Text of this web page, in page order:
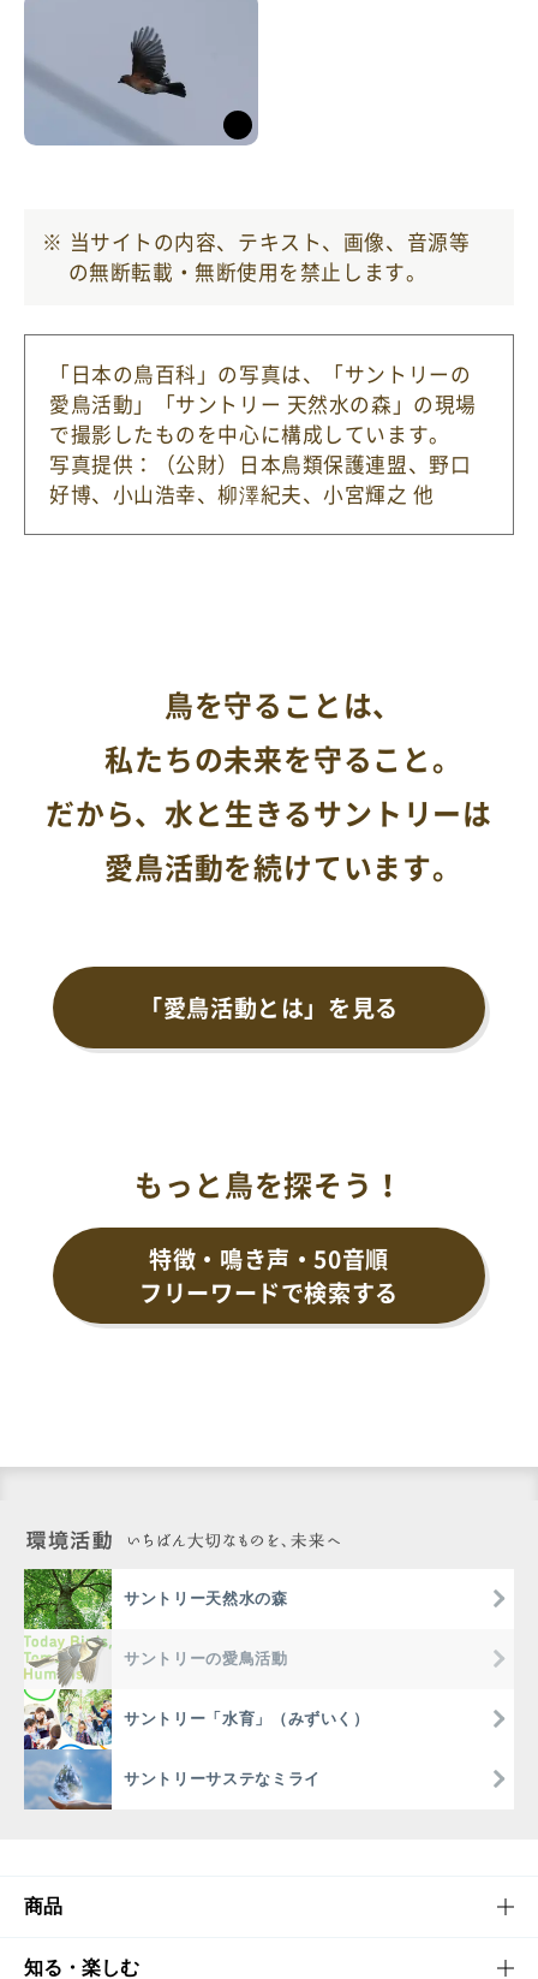
当サイトの内容、テキスト、画像、音源等
の無断転載・無断使用を禁止します。
「日本の鳥百科」の写真は、「サントリーの
愛鳥活動」「サントリー 天然水の森」の現場
で撮影したものを中心に構成しています。
写真提供：（公財）日本鳥類保護連盟、野口
好博、小山浩幸、柳澤紀夫、小宮輝之 他
鳥を守ることは、
私たちの未来を守ること。
だから、水と生きるサントリーは
愛鳥活動を続けています。
「愛鳥活動とは」を見る
もっと鳥を探そう！
特徴・鳴き声・50音順
フリーワードで検索する
サントリー天然水の森
サントリーの愛鳥活動
サントリー「水育」（みずいく）
サントリーサステなミライ
商品
商品TOP
知る・楽しむ